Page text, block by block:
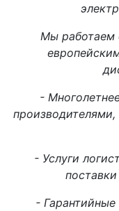
Мы работаем
-
производителями,
- Услуги
-